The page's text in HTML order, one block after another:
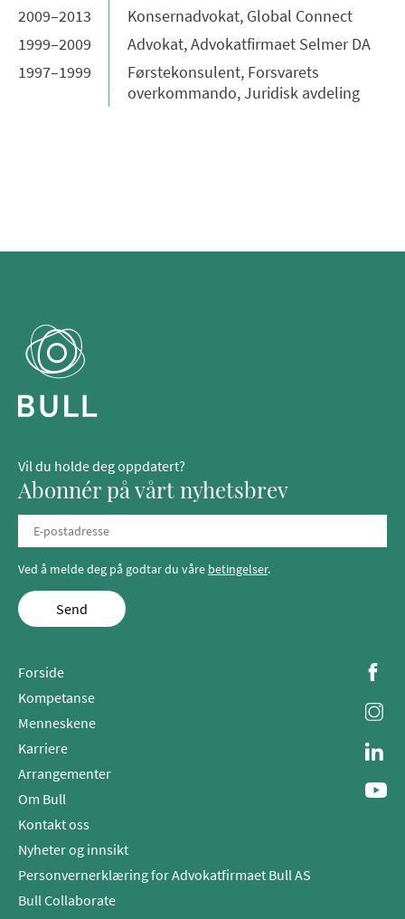
2009–2013
Konsernadvokat, Global Connect
1999–2009
Advokat, Advokatfirmaet Selmer DA
1997–1999
Førstekonsulent, Forsvarets
overkommando, Juridisk avdeling
Vil du holde deg oppdatert?
Abonnér på vårt nyhetsbrev
Ved å melde deg på godtar du våre betingelser.
Send
Forside
Kompetanse
Menneskene
Karriere
Arrangementer
Om Bull
Kontakt oss
Nyheter og innsikt
Personvernerklæring for Advokatfirmaet Bull AS
Bull Collaborate